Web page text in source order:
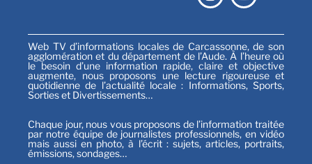
Web TV d’informations locales de Carcassonne, de son
agglomération et du département de l’Aude. À l’heure où
le besoin d’une information rapide, claire et objective
augmente, nous proposons une lecture rigoureuse et
quotidienne de l’actualité locale : Informations, Sports,
Sorties et Divertissements…
Chaque jour, nous vous proposons de l’information traitée
par notre équipe de journalistes professionnels, en vidéo
mais aussi en photo, à l’écrit : sujets, articles, portraits,
émissions, sondages…